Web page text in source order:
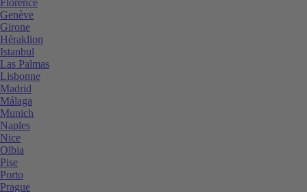
Genève
Girone
Héraklion
Istanbul
Las Palmas
Lisbonne
Madrid
Málaga
Munich
Naples
Nice
Olbia
Pise
Porto
Prague